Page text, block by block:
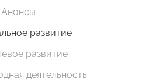
Анонсы
развитие
развитие
деятельность